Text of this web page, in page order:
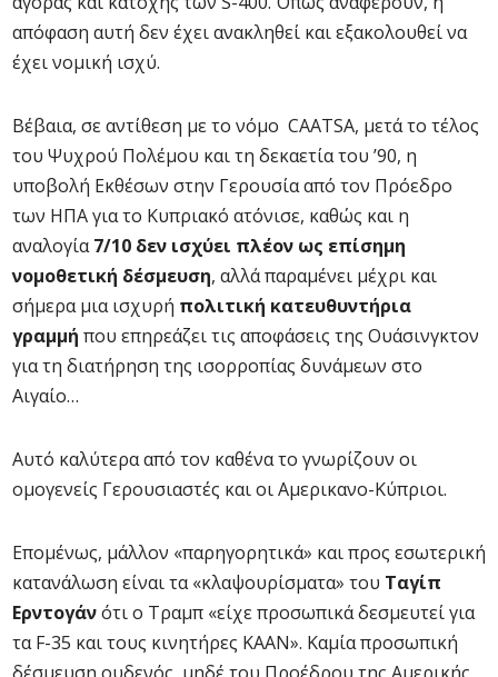
απόφαση αυτή δεν έχει ανακληθεί και εξακολουθεί να
έχει νομική ισχύ.
Βέβαια, σε αντίθεση με το νόμο CAATSA, μετά το τέλος
του Ψυχρού Πολέμου και τη δεκαετία του ’90, η
υποβολή Εκθέσων στην Γερουσία από τον Πρόεδρο
των ΗΠΑ για το Κυπριακό ατόνισε, καθώς και η
αναλογία7/10 δεν ισχύει πλέον ως επίσημη
νομοθετική δέσμευση, αλλά παραμένει μέχρι και
σήμερα μια ισχυρή πολιτική κατευθυντήρια
γραμμή που επηρεάζει τις αποφάσεις της Ουάσινγκτον
για τη διατήρηση της ισορροπίας δυνάμεων στο
Αιγαίο…
Αυτό καλύτερα από τον καθένα το γνωρίζουν οι
ομογενείς Γερουσιαστές και οι Αμερικανο-Κύπριοι.
Επομένως, μάλλον «παρηγορητικά» και προς εσωτερική
κατανάλωση είναι τα «κλαψουρίσματα» του Ταγίπ
Ερντογάνότι ο Τραμπ «είχε προσωπικά δεσμευτεί για
τα F-35 και τους κινητήρες ΚΑΑΝ». Καμία προσωπική